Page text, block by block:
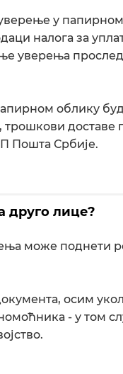
у
налога за
уверења
облику
трошкови
Пошта Србије.
друго лице?
може поднети
осим
- у том